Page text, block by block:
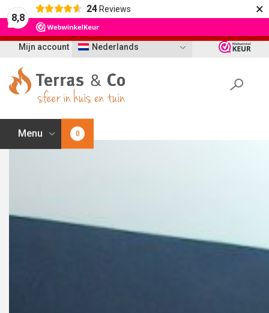
8,8
24 Reviews ×
Nederlands
Mijn account
Menu 0
Let op: t/m 21 augustus worden bestellingen
vertraagd geleverd i.v.m. vakantie